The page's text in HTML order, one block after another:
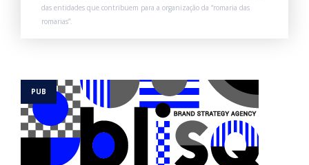
das entidades que contribuem para a organização da “romaria das
romarias”.